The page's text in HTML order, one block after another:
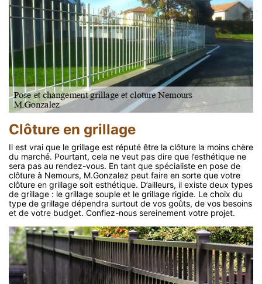
Clôture en grillage
Il est vrai que le grillage est réputé être la clôture la moins chère
du marché. Pourtant, cela ne veut pas dire que l’esthétique ne
sera pas au rendez-vous. En tant que spécialiste en pose de
clôture à Nemours, M.Gonzalez peut faire en sorte que votre
clôture en grillage soit esthétique. D’ailleurs, il existe deux types
de grillage : le grillage souple et le grillage rigide. Le choix du
type de grillage dépendra surtout de vos goûts, de vos besoins
et de votre budget. Confiez-nous sereinement votre projet.